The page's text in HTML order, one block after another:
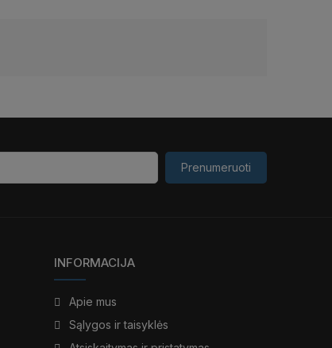
Prenumeruoti
INFORMACIJA
Apie mus
Sąlygos ir taisyklės